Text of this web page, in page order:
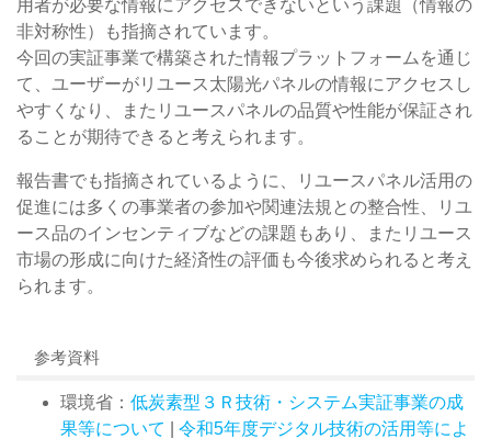
用者が必要な情報にアクセスできないという課題（情報の
非対称性）も指摘されています。
今回の実証事業で構築された情報プラットフォームを通じ
て、ユーザーがリユース太陽光パネルの情報にアクセスし
やすくなり、またリユースパネルの品質や性能が保証され
ることが期待できると考えられます。
報告書でも指摘されているように、リユースパネル活用の
促進には多くの事業者の参加や関連法規との整合性、リユ
ース品のインセンティブなどの課題もあり、またリユース
市場の形成に向けた経済性の評価も今後求められると考え
られます。
参考資料
環境省： 低炭素型３Ｒ技術・システム実証事業の成
果等について
令和5年度デジタル技術の活用等によ